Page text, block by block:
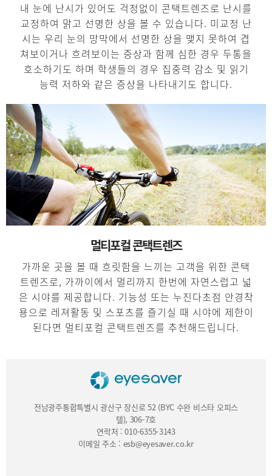
내 눈에 난시가 있어도 걱정없이 콘택트렌즈로 난시를
교정하여 맑고 선명한 상을 볼 수 있습니다. 미교정 난
시는 우리 눈의 망막에서 선명한 상을 맺지 못하여 겹
쳐보이거나 흐려보이는 증상과 함께 심한 경우 두통을
호소하기도 하며 학생들의 경우 집중력 감소 및 읽기
능력 저하와 같은 증상을 나타내기도 합니다.
멀티포컬 콘택트렌즈
가까운 곳을 볼 때 흐릿함을 느끼는 고객을 위한 콘택
트렌즈로, 가까이에서 멀리까지 한번에 자연스럽고 넓
은 시야를 제공합니다. 기능성 또는 누진다초점 안경착
용으로 레져활동 및 스포츠를 즐기실 때 시야에 제한이
된다면 멀티포컬 콘택트렌즈를 추천해드립니다.
전남광주통합특별시 광산구 장신로 52 (BYC 수완 비스타 오피스
텔), 306-7호
연락처 : 010-6355-3143
이메일 주소 : esb@eyesaver.co.kr